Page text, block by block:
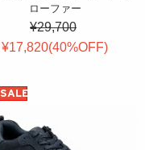
ローファー
¥29,700
¥17,820(40%OFF)
SALE